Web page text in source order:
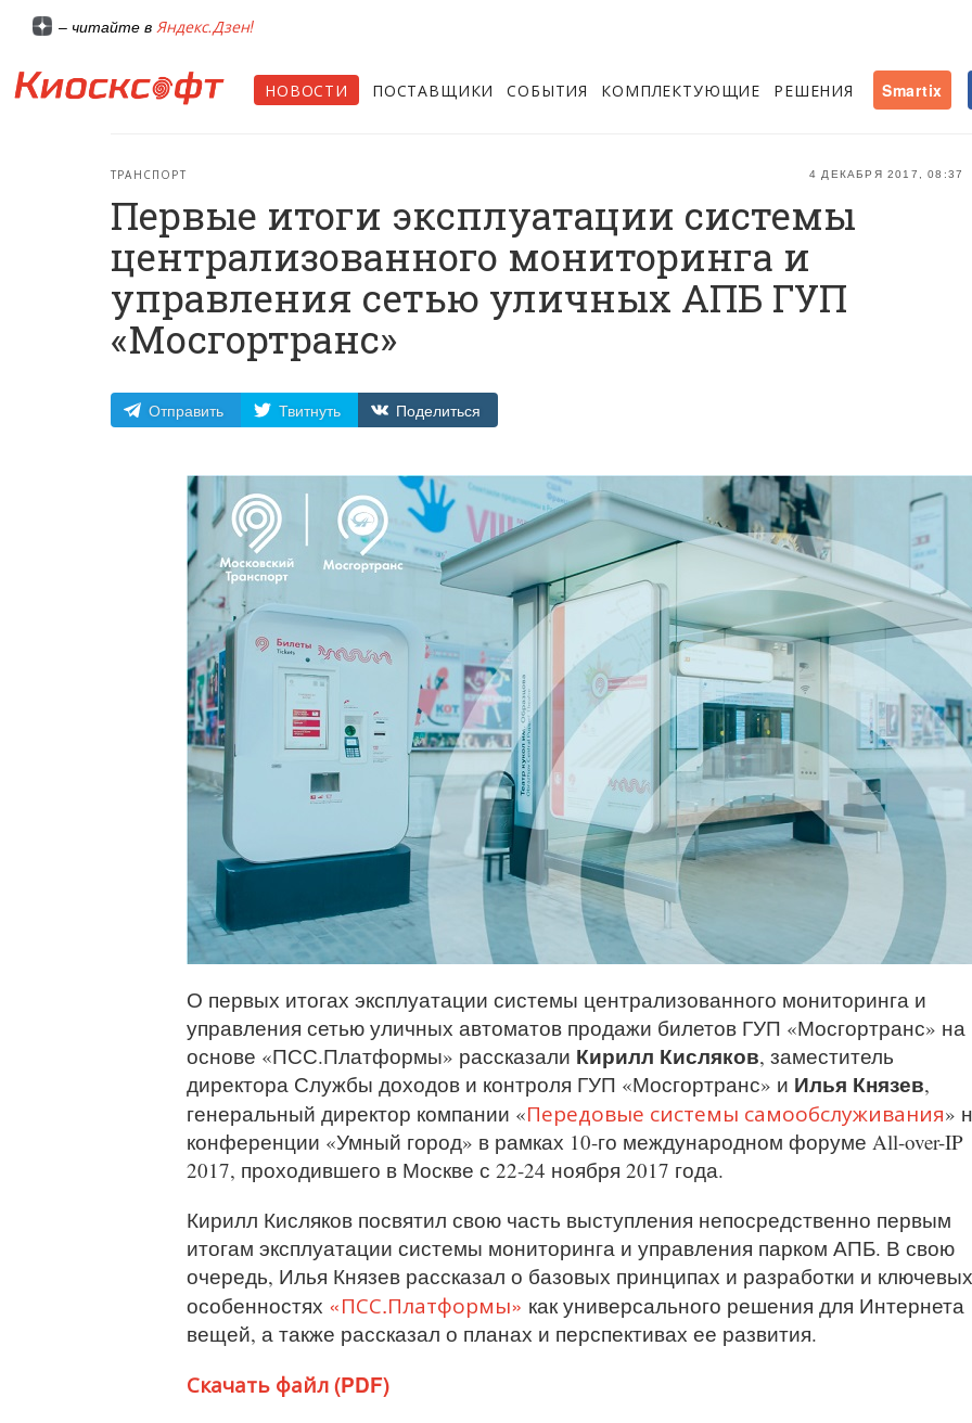
– читайте в Яндекс.Дзен!
НОВОСТИ ПОСТАВЩИКИ СОБЫТИЯ КОМПЛЕКТУЮЩИЕ РЕШЕНИЯ Smartix
4 ДЕКАБРЯ 2017, 08:37
ТРАНСПОРТ
Первые итоги эксплуатации системы
централизованного мониторинга и
управления сетью уличных АПБ ГУП
«Мосгортранс»
Отправить Твитнуть Поделиться
О первых итогах эксплуатации системы централизованного мониторинга и
управления сетью уличных автоматов продажи билетов ГУП «Мосгортранс» на
основе «ПСС.Платформы» рассказали Кирилл Кисляков, заместитель
директора Службы доходов и контроля ГУП «Мосгортранс» и Илья Князев,
генеральный директор компании «Передовые системы самообслуживания»
конференции «Умный город» в рамках 10-го международном форуме All-over-IP
2017, проходившего в Москве с 22-24 ноября 2017 года.
Кирилл Кисляков посвятил свою часть выступления непосредственно первым
итогам эксплуатации системы мониторинга и управления парком АПБ. В свою
очередь, Илья Князев рассказал о базовых принципах и разработки и ключевых
особенностях «ПСС.Платформы» как универсального решения для Интернета
вещей, а также рассказал о планах и перспективах ее развития.
Скачать файл (PDF)